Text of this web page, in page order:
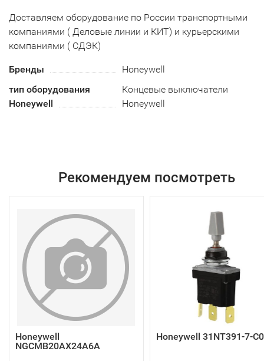
Доставляем оборудование по России транспортными
компаниями ( Деловые линии и КИТ) и курьерскими
компаниями ( СДЭК)
Бренды
Honeywell
тип оборудования
Honeywell
Концевые выключатели
Honeywell
Рекомендуем посмотреть
Honeywell
NGCMB20AX24A6A
Honeywell 31NT391-7-